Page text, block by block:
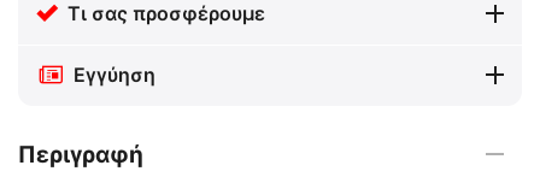
Τι σας προσφέρουμε
Εγγύηση
Περιγραφή